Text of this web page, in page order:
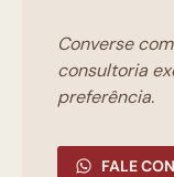
Converse
consultoria
preferência.
FALE